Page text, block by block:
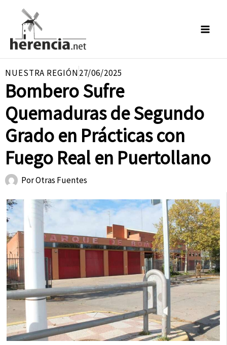
contenido
NUESTRA REGIÓN27/06/2025
Bombero Sufre
Quemaduras de Segundo
Grado en Prácticas con
Fuego Real en Puertollano
PorOtras Fuentes